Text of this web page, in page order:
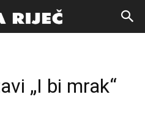
„I bi mrak“